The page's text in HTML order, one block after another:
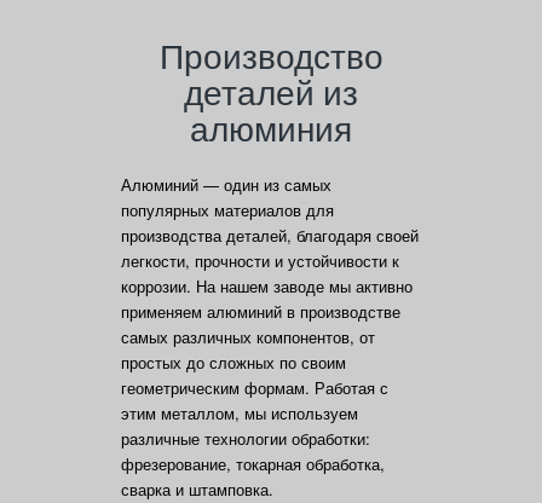
Производство
деталей из
алюминия
Алюминий — один из самых
популярных материалов для
производства деталей, благодаря своей
легкости, прочности и устойчивости к
коррозии. На нашем заводе мы активно
применяем алюминий в производстве
самых различных компонентов, от
простых до сложных по своим
геометрическим формам. Работая с
этим металлом, мы используем
различные технологии обработки:
фрезерование, токарная обработка,
сварка и штамповка.